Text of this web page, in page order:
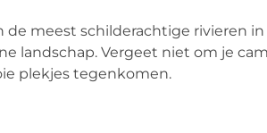
de meest schilderachtige rivieren
landschap. Vergeet niet om je
plekjes tegenkomen.